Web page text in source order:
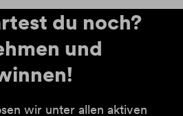
du noch?
und
wir unter allen aktiven